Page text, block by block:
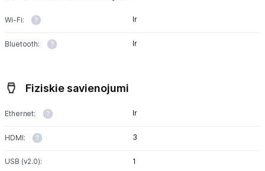
Wi-Fi: Ir
Bluetooth: Ir
Fiziskie savienojumi
Ethernet: Ir
HDMI: 3
USB (v2.0): 1